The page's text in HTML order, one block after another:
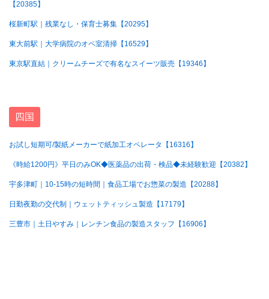
【20385】
桜新町駅｜残業なし・保育士募集【20295】
東大前駅｜大学病院のオペ室清掃【16529】
東京駅直結｜クリームチーズで有名なスイーツ販売【19346】
四国
お試し短期可/製紙メーカーで紙加工オペレータ【16316】
《時給1200円》平日のみOK◆医薬品の出荷・検品◆未経験歓迎【20382】
宇多津町｜10-15時の短時間｜食品工場でお惣菜の製造【20288】
日勤夜勤の交代制｜ウェットティッシュ製造【17179】
三豊市｜土日やすみ｜レンチン食品の製造スタッフ【16906】